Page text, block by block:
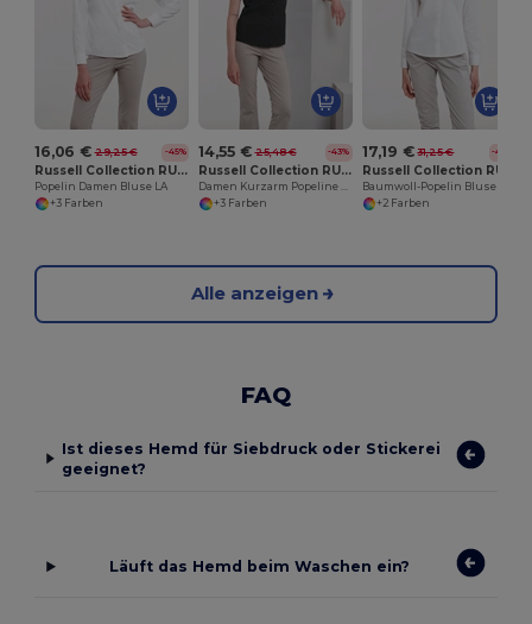
16,06 € 29,25 € -45%
Russell Collection RU934F
Popelin Damen Bluse LA
+3 Farben
14,55 € 25,48 € -43%
Russell Collection RU935F
+3 Farben
17,19 € 31,25 € -45%
Baumwoll-Popelin Bluse LA
+2 Farben
Alle anzeigen
FAQ
Ist dieses Hemd für Siebdruck oder Stickerei
geeignet?
Läuft das Hemd beim Waschen ein?